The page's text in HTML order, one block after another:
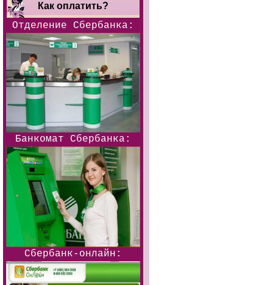
Как оплатить?
Отделение Сбербанка:
Банкомат Сбербанка:
Сбербанк-онлайн: